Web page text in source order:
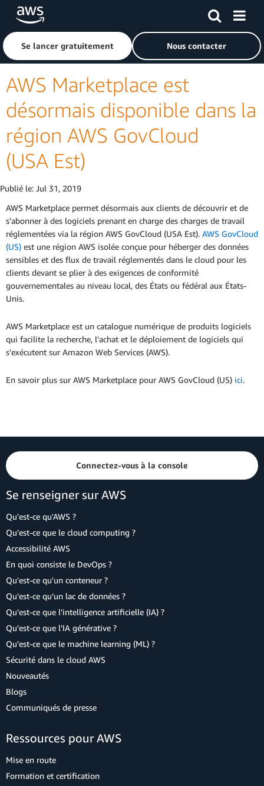
Passer au contenu principal
Cliquer ici pour revenir à la page d'accueil d'Amazon Web
Se lancer gratuitement Nous contacter
AWS Marketplace est
désormais disponible dans la
région AWS GovCloud
(USA Est)
Publié le: Jul 31, 2019
AWS Marketplace permet désormais aux clients de découvrir et de
s'abonner à des logiciels prenant en charge des charges de travail
réglementées via la région AWS GovCloud (USA Est). AWS GovCloud
(US) est une région AWS isolée conçue pour héberger des données
sensibles et des flux de travail réglementés dans le cloud pour les
clients devant se plier à des exigences de conformité
gouvernementales au niveau local, des États ou fédéral aux États-
Unis.
AWS Marketplace est un catalogue numérique de produits logiciels
qui facilite la recherche, l'achat et le déploiement de logiciels qui
s'exécutent sur Amazon Web Services (AWS).
En savoir plus sur AWS Marketplace pour AWS GovCloud (US) ici.
Connectez-vous à la console
Se renseigner sur AWS
Qu'est-ce qu'AWS ?
Qu’est-ce que le cloud computing ?
Accessibilité AWS
En quoi consiste le DevOps ?
Qu'est-ce qu'un conteneur ?
Qu’est-ce qu’un lac de données ?
Qu’est-ce que l’intelligence artificielle (IA) ?
Qu’est-ce que l’IA générative ?
Qu’est-ce que le machine learning (ML) ?
Sécurité dans le cloud AWS
Nouveautés
Blogs
Communiqués de presse
Ressources pour AWS
Mise en route
Formation et certification